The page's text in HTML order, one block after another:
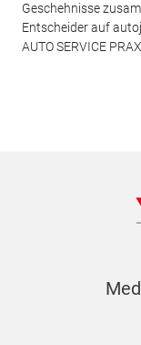
Geschehnisse
Entscheider auf
AUTO SERVICE